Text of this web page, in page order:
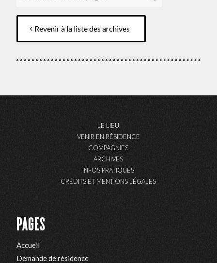
Revenir à la liste des archives
LE LIEU
VENIR EN RÉSIDENCE
COMPAGNIES
ARCHIVES
INFOS PRATIQUES
CRÉDITS ET MENTIONS LÉGALES
PAGES
Accueil
Demande de résidence